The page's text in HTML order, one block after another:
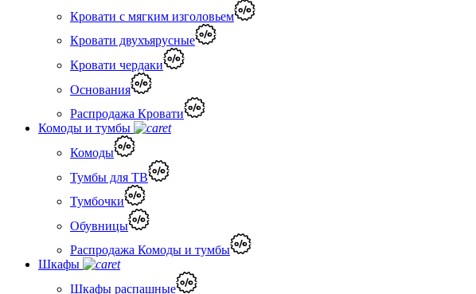
Кровати с мягким изголовьем
Кровати двухъярусные
Кровати чердаки
Основания
Распродажа Кровати
Комоды и тумбы
Комоды
Тумбы для ТВ
Тумбочки
Обувницы
Распродажа Комоды и тумбы
Шкафы
Шкафы распашные